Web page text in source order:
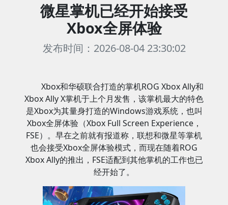
微星掌机已经开始接受
Xbox全屏体验
发布时间：2026-08-04 23:30:02
Xbox和华硕联合打造的掌机ROG Xbox Ally和
Xbox Ally X掌机于上个月发售，该掌机最大的特色
是Xbox为其量身打造的Windows游戏系统，也叫
Xbox全屏体验（Xbox Full Screen Experience，
FSE）。早在之前就有报道称，联想和微星等掌机
也会接受Xbox全屏体验模式，而现在随着ROG
Xbox Ally的推出，FSE适配到其他掌机的工作也已
经开始了。